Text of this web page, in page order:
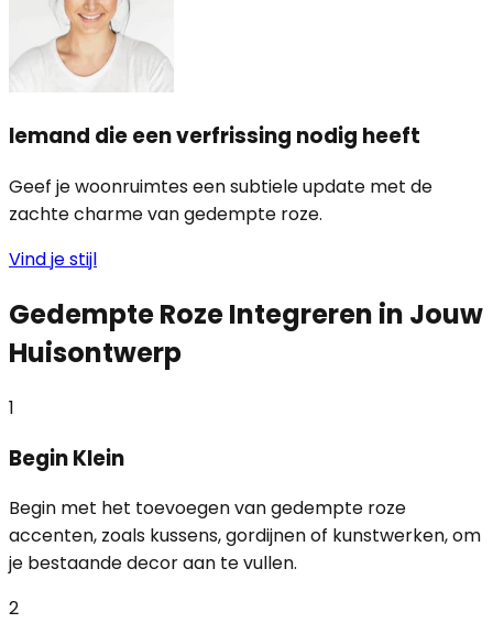
Iemand die een verfrissing nodig heeft
Geef je woonruimtes een subtiele update met de
zachte charme van gedempte roze.
Vind je stijl
Gedempte Roze Integreren in Jouw
Huisontwerp
1
Begin Klein
Begin met het toevoegen van gedempte roze
accenten, zoals kussens, gordijnen of kunstwerken, om
je bestaande decor aan te vullen.
2